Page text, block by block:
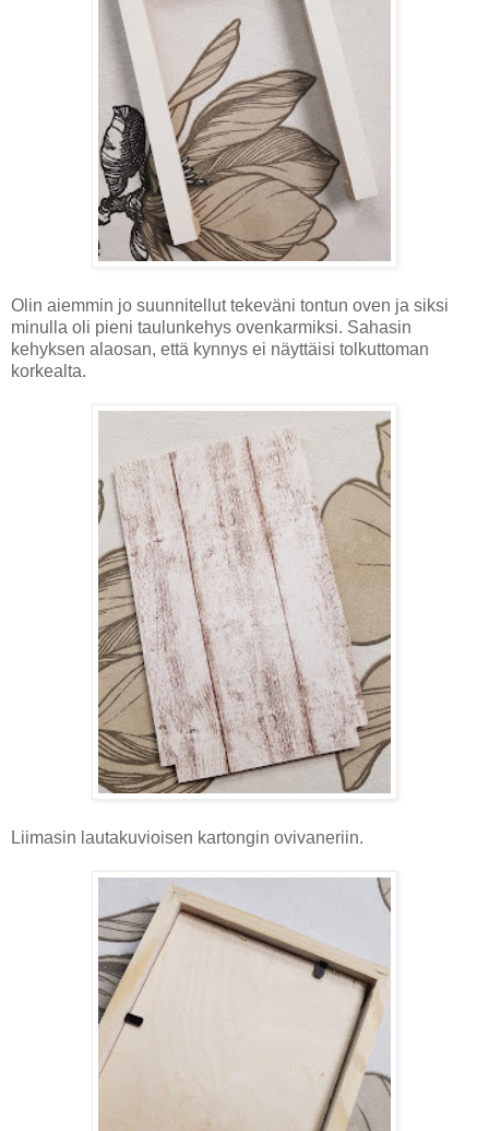
Olin aiemmin jo suunnitellut tekeväni tontun oven ja siksi
minulla oli pieni taulunkehys ovenkarmiksi. Sahasin
kehyksen alaosan, että kynnys ei näyttäisi tolkuttoman
korkealta.
Liimasin lautakuvioisen kartongin ovivaneriin.